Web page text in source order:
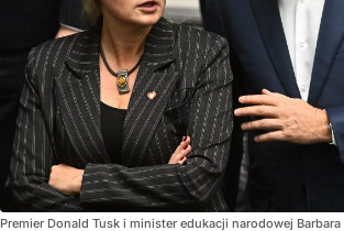
Premier Donald Tusk i minister edukacji narodowej Barbara